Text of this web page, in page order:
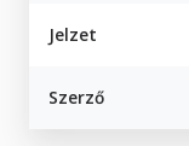
Jelzet
Szerző